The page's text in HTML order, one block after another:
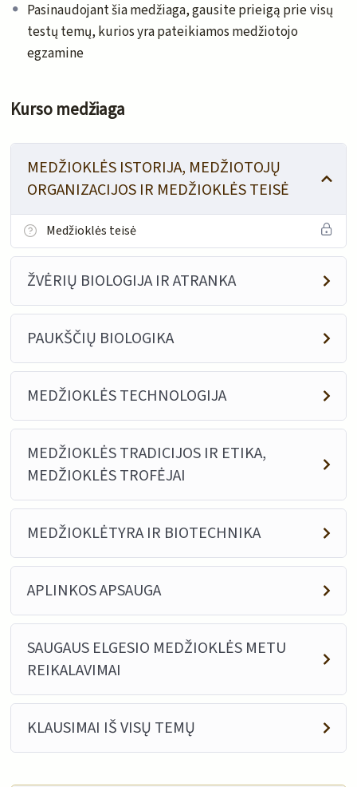
Pasinaudojant šia medžiaga, gausite prieigą prie visų
testų temų, kurios yra pateikiamos medžiotojo
egzamine
Kurso medžiaga
MEDŽIOKLĖS ISTORIJA, MEDŽIOTOJŲ
ORGANIZACIJOS IR MEDŽIOKLĖS TEISĖ
Medžioklės teisė
ŽVĖRIŲ BIOLOGIJA IR ATRANKA
PAUKŠČIŲ BIOLOGIKA
MEDŽIOKLĖS TECHNOLOGIJA
MEDŽIOKLĖS TRADICIJOS IR ETIKA,
MEDŽIOKLĖS TROFĖJAI
MEDŽIOKLĖTYRA IR BIOTECHNIKA
APLINKOS APSAUGA
SAUGAUS ELGESIO MEDŽIOKLĖS METU
REIKALAVIMAI
KLAUSIMAI IŠ VISŲ TEMŲ